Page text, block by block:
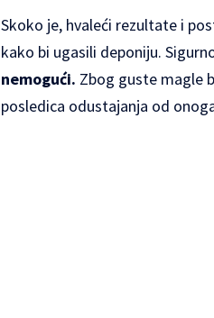
Skoko je, hvaleći rezultate i
kako bi ugasili deponiju.
nemogući. Zbog guste magle
posledica odustajanja od